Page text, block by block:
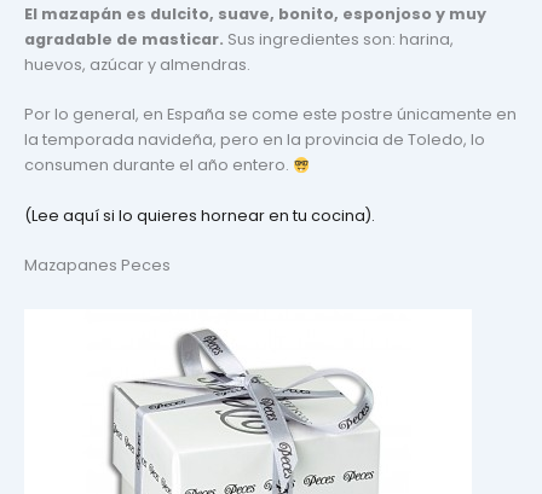
El mazapán es dulcito, suave, bonito, esponjoso y muy
agradable de masticar. Sus ingredientes son: harina,
huevos, azúcar y almendras.
Por lo general, en España se come este postre únicamente en
la temporada navideña, pero en la provincia de Toledo, lo
consumen durante el año entero.
(Lee aquí si lo quieres hornear en tu cocina).
Mazapanes Peces